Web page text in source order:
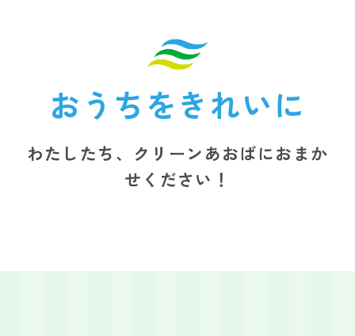
おうちをきれいに
わたしたち、クリーンあおばにおまか
せください！